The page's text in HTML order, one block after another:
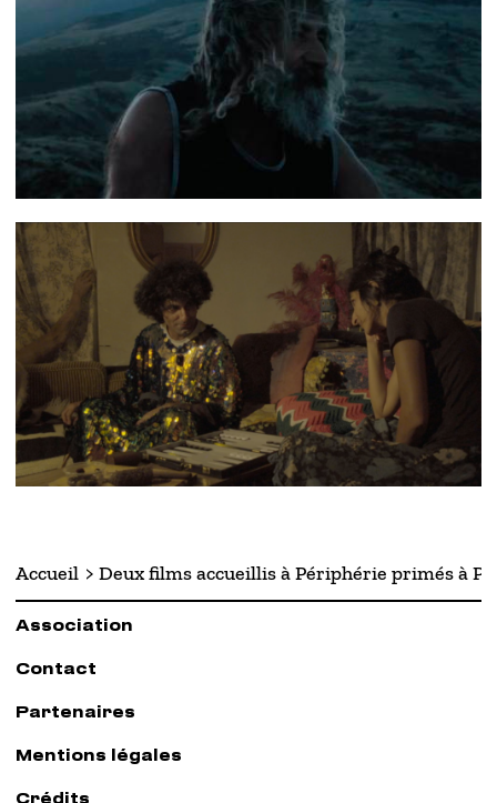
Accueil Deux films accueillis à Périphérie primés à
Association
Contact
Partenaires
Mentions légales